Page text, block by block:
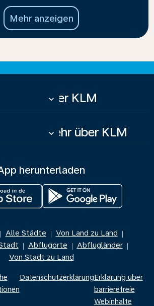
Mehr anzeigen
Über KLM
keyboard_arrow_down
Mehr über KLM
keyboard_arrow_down
herunterladen
| Alle Städte | Von Land zu Land |
| Abflugorte | Abflugländer |
Von Stadt zu Land
DatenschutzerklärungErklärung über
barrierefreie
Webinhalte